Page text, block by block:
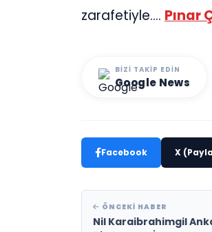
zarafetiyle.... Pınar
BIZI TAKIP EDIN
Google News
Facebook X
ÖNCEKI HABER
Nil Karaibrahimgil